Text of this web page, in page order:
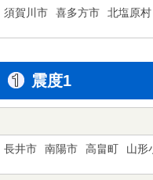
須賀川市 喜多方市 北塩原村
震度1
長井市 南陽市 高畠町 山形